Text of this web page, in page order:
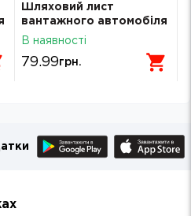
Шляховий лист
вантажного автомобіля
Ф А4 офс.
В наявності
79.99грн.